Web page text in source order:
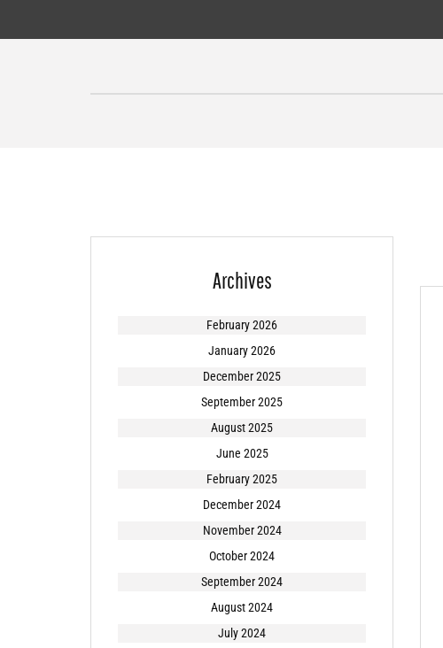
Archives
February 2026
January 2026
December 2025
September 2025
August 2025
June 2025
February 2025
December 2024
November 2024
October 2024
September 2024
August 2024
July 2024